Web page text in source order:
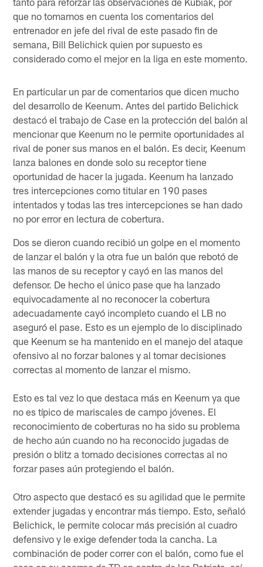
que no tomamos en cuenta los comentarios del
entrenador en jefe del rival de este pasado fin de
semana, Bill Belichick quien por supuesto es
considerado como el mejor en la liga en este momento.
En particular un par de comentarios que dicen mucho
del desarrollo de Keenum. Antes del partido Belichick
destacó el trabajo de Case en la protección del balón al
mencionar que Keenum no le permite oportunidades al
rival de poner sus manos en el balón. Es decir, Keenum
lanza balones en donde solo su receptor tiene
oportunidad de hacer la jugada. Keenum ha lanzado
tres intercepciones como titular en 190 pases
intentados y todas las tres intercepciones se han dado
no por error en lectura de cobertura.
Dos se dieron cuando recibió un golpe en el momento
de lanzar el balón y la otra fue un balón que rebotó de
las manos de su receptor y cayó en las manos del
defensor. De hecho el único pase que ha lanzado
equivocadamente al no reconocer la cobertura
adecuadamente cayó incompleto cuando el LB no
aseguró el pase. Esto es un ejemplo de lo disciplinado
que Keenum se ha mantenido en el manejo del ataque
ofensivo al no forzar balones y al tomar decisiones
correctas al momento de lanzar el mismo.
Esto es tal vez lo que destaca más en Keenum ya que
no es típico de mariscales de campo jóvenes. El
reconocimiento de coberturas no ha sido su problema
de hecho aún cuando no ha reconocido jugadas de
presión o blitz a tomado decisiones correctas al no
forzar pases aún protegiendo el balón.
Otro aspecto que destacó es su agilidad que le permite
extender jugadas y encontrar más tiempo. Esto, señaló
Belichick, le permite colocar más precisión al cuadro
defensivo y le exige defender toda la cancha. La
combinación de poder correr con el balón, como fue el